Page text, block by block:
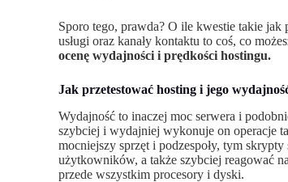
Sporo tego, prawda? O ile kwestie takie jak
usługi oraz kanały kontaktu to coś, co
ocenę wydajności i prędkości hostingu.
Jak przetestować hosting i jego
Wydajność to inaczej moc serwera i
szybciej i wydajniej wykonuje on operacje
mocniejszy sprzęt i podzespoły, tym
użytkowników, a także szybciej reagować
przede wszystkim procesory i dyski.